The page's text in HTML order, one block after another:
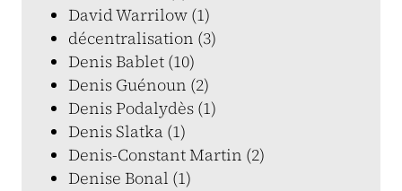
David Warrilow (1)
décentralisation (3)
Denis Bablet (10)
Denis Guénoun (2)
Denis Podalydès (1)
Denis Slatka (1)
Denis-Constant Martin (2)
Denise Bonal (1)